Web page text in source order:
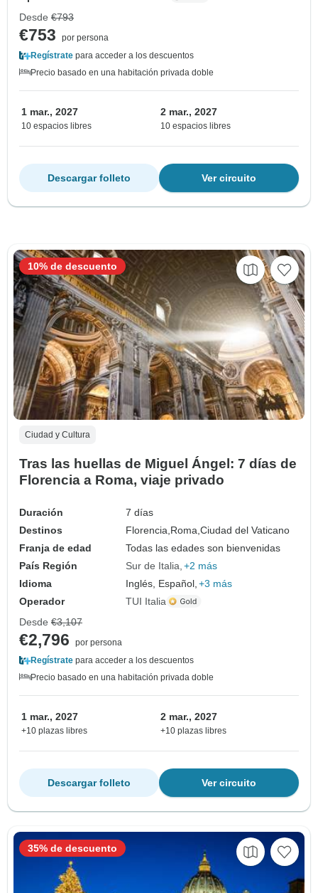
Desde €793
€753
por persona
Regístrate para acceder a los descuentos
Precio basado en una habitación privada doble
1 mar., 2027
10 espacios libres
2 mar., 2027
10 espacios libres
Ver circuito
Descargar folleto
Ciudad y Cultura
Tras las huellas de Miguel Ángel: 7 días de
Florencia a Roma, viaje privado
Duración
7 días
Destinos
Florencia, Roma,Ciudad del Vaticano
Franja de edad
Todas las edades son bienvenidas
País Región
Sur de Italia +2 más
Idioma
Inglés, Español, +3 más
Operador
TUI Italia
10% de descuento
Desde €3,107
€2,796
por persona
Regístrate para acceder a los descuentos
Precio basado en una habitación privada doble
1 mar., 2027
+10 plazas libres
2 mar., 2027
+10 plazas libres
Ver circuito
Descargar folleto
35% de descuento